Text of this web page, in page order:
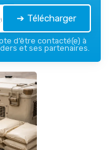
➔ Télécharger
d’être contacté(e) à
et ses partenaires.